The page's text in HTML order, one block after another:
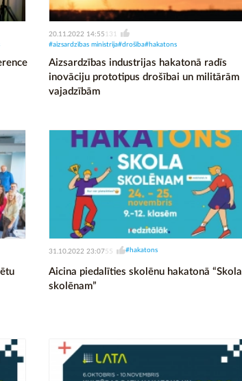
Aizsardzības industrijas hakatonā radīs
inovāciju prototipus drošībai un militārām
vajadzībām
20.11.2022 14:55 131
#aizsardzības ministrija#drošība#hakatons
Aicina piedalīties skolēnu hakatonā “Skola
skolēnam”
31.10.2022 23:0755 #hakatons